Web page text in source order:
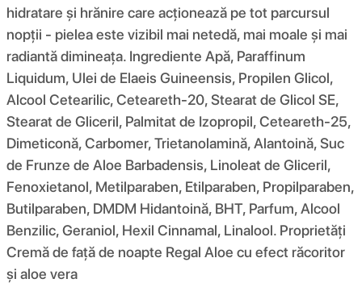
hidratare și hrănire care acționează pe tot parcursul
nopții - pielea este vizibil mai netedă, mai moale și mai
radiantă dimineața. Ingrediente Apă, Paraffinum
Liquidum, Ulei de Elaeis Guineensis, Propilen Glicol,
Alcool Cetearilic, Ceteareth-20, Stearat de Glicol SE,
Stearat de Gliceril, Palmitat de Izopropil, Ceteareth-25,
Dimeticonă, Carbomer, Trietanolamină, Alantoină, Suc
de Frunze de Aloe Barbadensis, Linoleat de Gliceril,
Fenoxietanol, Metilparaben, Etilparaben, Propilparaben,
Butilparaben, DMDM ​​​​Hidantoină, BHT, Parfum, Alcool
Benzilic, Geraniol, Hexil Cinnamal, Linalool. Proprietăți
Cremă de față de noapte Regal Aloe cu efect răcoritor
și aloe vera